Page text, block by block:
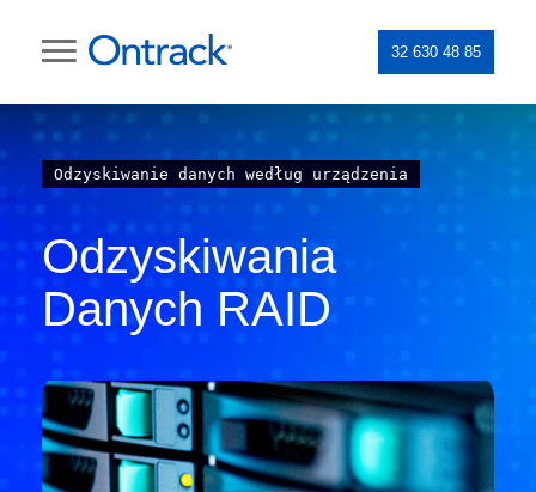
32 630 48 85
Odzyskiwanie danych według urządzenia
Odzyskiwania
Danych RAID